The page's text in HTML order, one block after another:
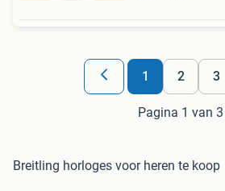
1 2 3
Pagina 1 van 3
Breitling horloges voor heren te koop